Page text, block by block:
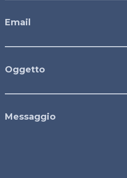
Email
Oggetto
Messaggio